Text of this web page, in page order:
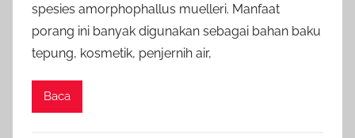
spesies amorphophallus muelleri. Manfaat
porang ini banyak digunakan sebagai bahan baku
tepung, kosmetik, penjernih air,
Baca